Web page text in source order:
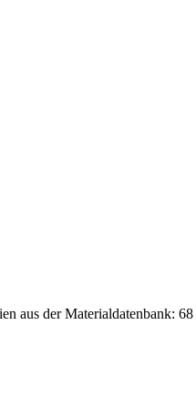
aus der Materialdatenbank: 68